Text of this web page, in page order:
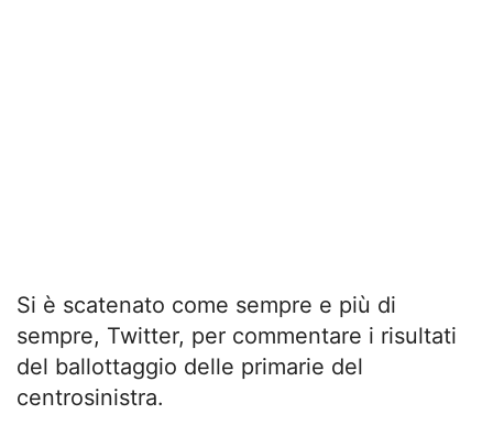
Si è scatenato come sempre e più di
sempre, Twitter, per commentare i risultati
del ballottaggio delle primarie del
centrosinistra.